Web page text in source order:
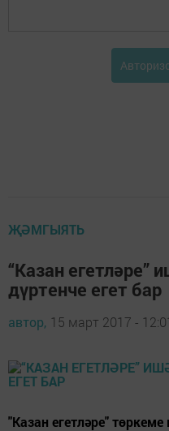
ҖӘМГЫЯТЬ
“Казан егетләре”
дүртенче егет бар
автор, 15 март 2017 -
"Казан егетләре"